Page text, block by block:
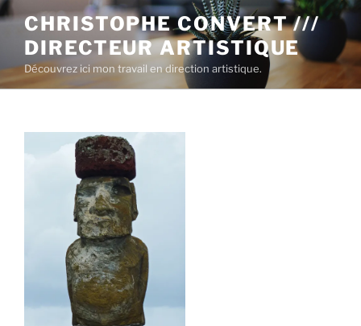
CHRISTOPHE CONVERT ///
DIRECTEUR ARTISTIQUE
Découvrez ici mon travail en direction artistique.